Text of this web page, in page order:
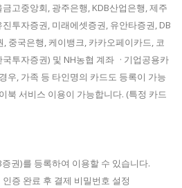
고중앙회, 광주은행, KDB산업은행, 제주
투자증권, 미래에셋증권, 유안타증권, DB
중국은행, 케이뱅크, 카카오페이카드, 코
투자증권) 및 NH농협 계좌 · 기업공용카
우, 가족 등 타인명의 카드도 등록이 가능
북 서비스 이용이 가능합니다. (특정 카드
권)를 등록하여 이용할 수 있습니다.
증 완료 후 결제 비밀번호 설정